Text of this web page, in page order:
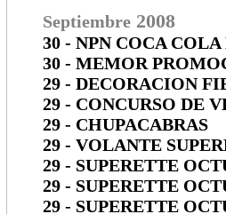
Septiembre 2008
30 - NPN COCA
30 - MEMOR
29 - DECORACION
29 - CONCURSO DE
29 - CHUPACABRAS
29 - VOLANTE
29 - SUPERETTE
29 - SUPERETTE
29 - SUPERETTE